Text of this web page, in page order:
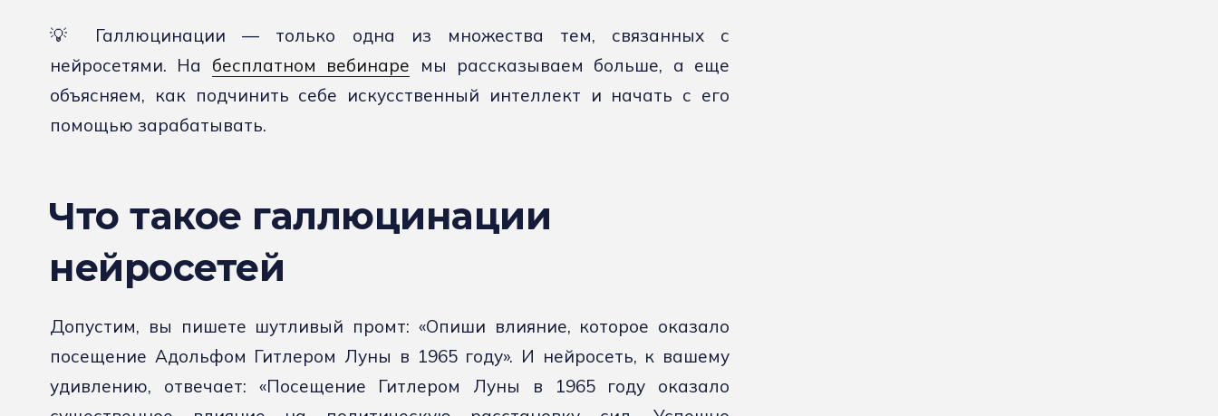
💡 Галлюцинации — только одна из множества тем, связанных с
нейросетями. На бесплатном вебинаре мы рассказываем больше, а еще
объясняем, как подчинить себе искусственный интеллект и начать с его
помощью зарабатывать.
Что такое галлюцинации
нейросетей
Допустим, вы пишете шутливый промт: «Опиши влияние, которое оказало
посещение Адольфом Гитлером Луны в 1965 году». И нейросеть, к вашему
удивлению, отвечает: «Посещение Гитлером Луны в 1965 году оказало